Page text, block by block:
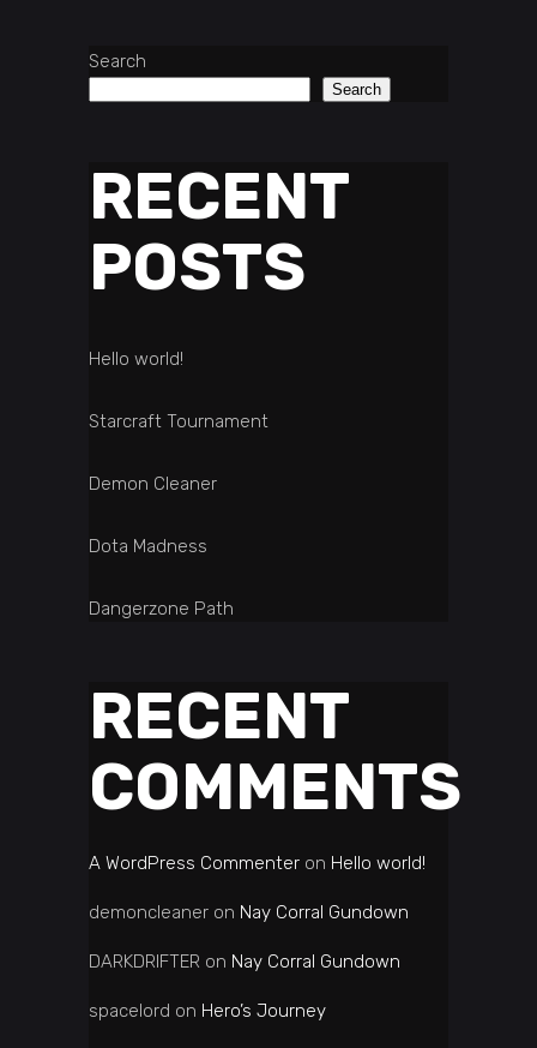
Search
Search
RECENT
POSTS
Hello world!
Starcraft Tournament
Demon Cleaner
Dota Madness
Dangerzone Path
RECENT
COMMENTS
A WordPress Commenter on Hello world!
demoncleaner on Nay Corral Gundown
DARKDRIFTER on Nay Corral Gundown
spacelord on Hero’s Journey